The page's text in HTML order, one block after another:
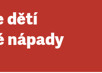
dětí
nápady